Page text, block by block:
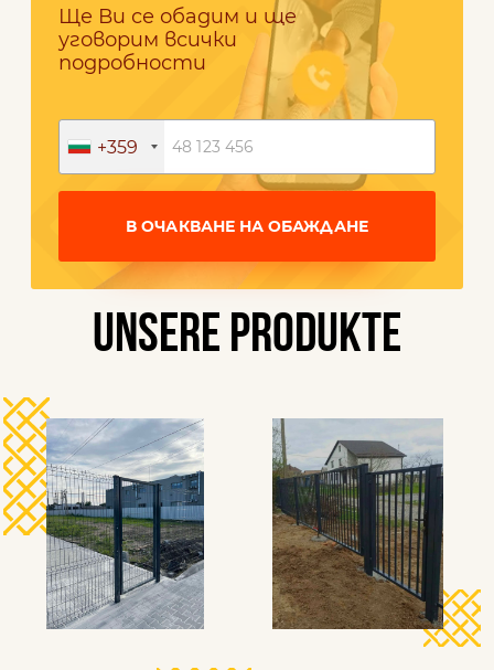
Ще Ви се обадим и ще
уговорим всички
подробности
+359
В ОЧАКВАНЕ НА ОБАЖДАНЕ
UNSERE PRODUKTE